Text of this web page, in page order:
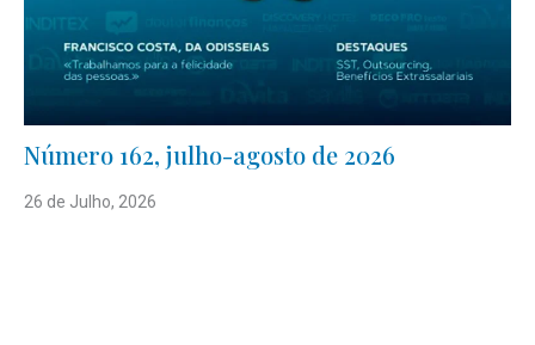
Número 162, julho-agosto de 2026
26 de Julho, 2026